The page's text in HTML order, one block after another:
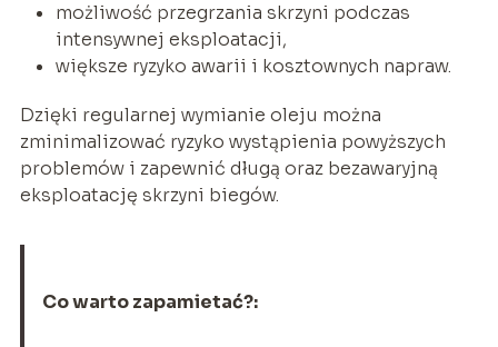
możliwość przegrzania skrzyni podczas
intensywnej eksploatacji,
większe ryzyko awarii i kosztownych napraw.
Dzięki regularnej wymianie oleju można
zminimalizować ryzyko wystąpienia powyższych
problemów i zapewnić długą oraz bezawaryjną
eksploatację skrzyni biegów.
Co warto zapamietać?: